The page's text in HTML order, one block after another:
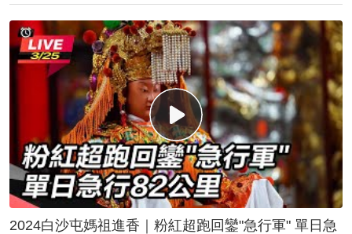
2024白沙屯媽祖進香｜粉紅超跑回鑾"急行軍" 單日急